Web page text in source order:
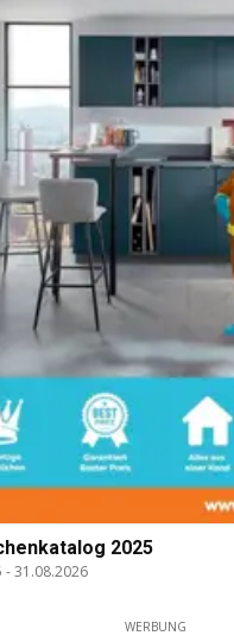
Küchenkatalog 2025
-31.08.2026
WERBUNG